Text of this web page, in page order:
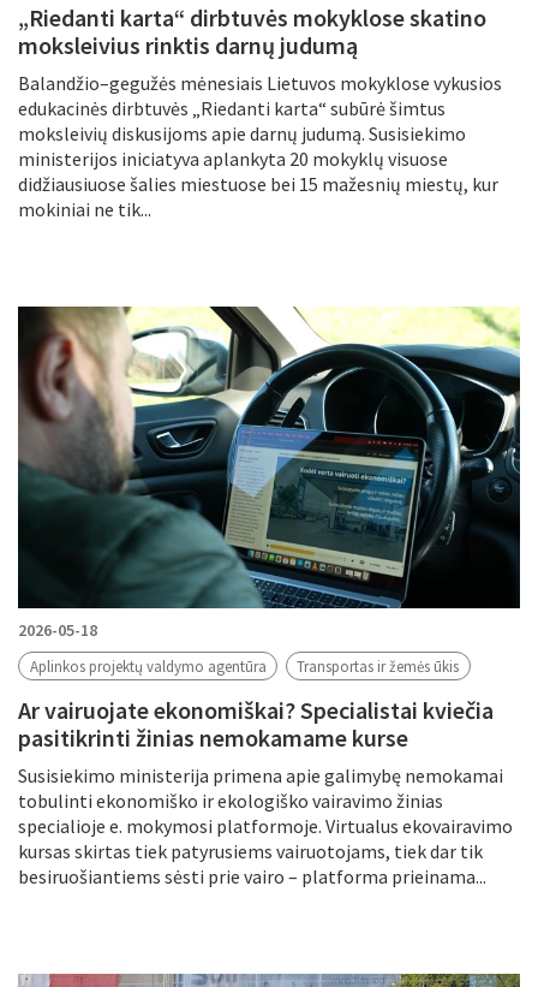
„Riedanti karta“ dirbtuvės mokyklose skatino
moksleivius rinktis darnų judumą
Balandžio–gegužės mėnesiais Lietuvos mokyklose vykusios
edukacinės dirbtuvės „Riedanti karta“ subūrė šimtus
moksleivių diskusijoms apie darnų judumą. Susisiekimo
ministerijos iniciatyva aplankyta 20 mokyklų visuose
didžiausiuose šalies miestuose bei 15 mažesnių miestų, kur
mokiniai ne tik...
2026-05-18
Aplinkos projektų valdymo agentūra Transportas ir žemės ūkis
Ar vairuojate ekonomiškai? Specialistai kviečia
pasitikrinti žinias nemokamame kurse
Susisiekimo ministerija primena apie galimybę nemokamai
tobulinti ekonomiško ir ekologiško vairavimo žinias
specialioje e. mokymosi platformoje. Virtualus ekovairavimo
kursas skirtas tiek patyrusiems vairuotojams, tiek dar tik
besiruošiantiems sėsti prie vairo – platforma prieinama...